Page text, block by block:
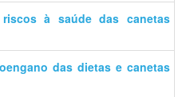
à saúde das canetas
das dietas e canetas